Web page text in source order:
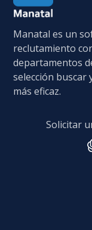
Manatal es un
reclutamiento
departamentos
selección buscar
más eficaz.
Solicitar